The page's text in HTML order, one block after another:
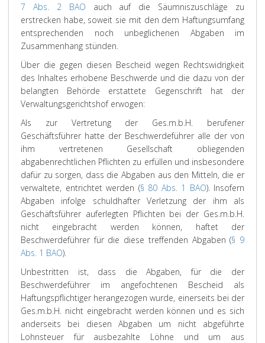
7 Abs. 2 BAO auch auf die Säumniszuschläge zu
erstrecken habe, soweit sie mit den dem Haftungsumfang
entsprechenden noch unbeglichenen Abgaben im
Zusammenhang stünden.
Über die gegen diesen Bescheid wegen Rechtswidrigkeit
des Inhaltes erhobene Beschwerde und die dazu von der
belangten Behörde erstattete Gegenschrift hat der
Verwaltungsgerichtshof erwogen:
Als zur Vertretung der Ges.m.b.H. berufener
Geschäftsführer hatte der Beschwerdeführer alle der von
ihm vertretenen Gesellschaft obliegenden
abgabenrechtlichen Pflichten zu erfüllen und insbesondere
dafür zu sorgen, dass die Abgaben aus den Mitteln, die er
verwaltete, entrichtet werden (§ 80 Abs. 1 BAO). Insofern
Abgaben infolge schuldhafter Verletzung der ihm als
Geschäftsführer auferlegten Pflichten bei der Ges.m.b.H.
nicht eingebracht werden können, haftet der
Beschwerdeführer für die diese treffenden Abgaben (§ 9
Abs. 1 BAO).
Unbestritten ist, dass die Abgaben, für die der
Beschwerdeführer im angefochtenen Bescheid als
Haftungspflichtiger herangezogen wurde, einerseits bei der
Ges.m.b.H. nicht eingebracht werden können und es sich
anderseits bei diesen Abgaben um nicht abgeführte
Lohnsteuer für ausbezahlte Löhne und um aus